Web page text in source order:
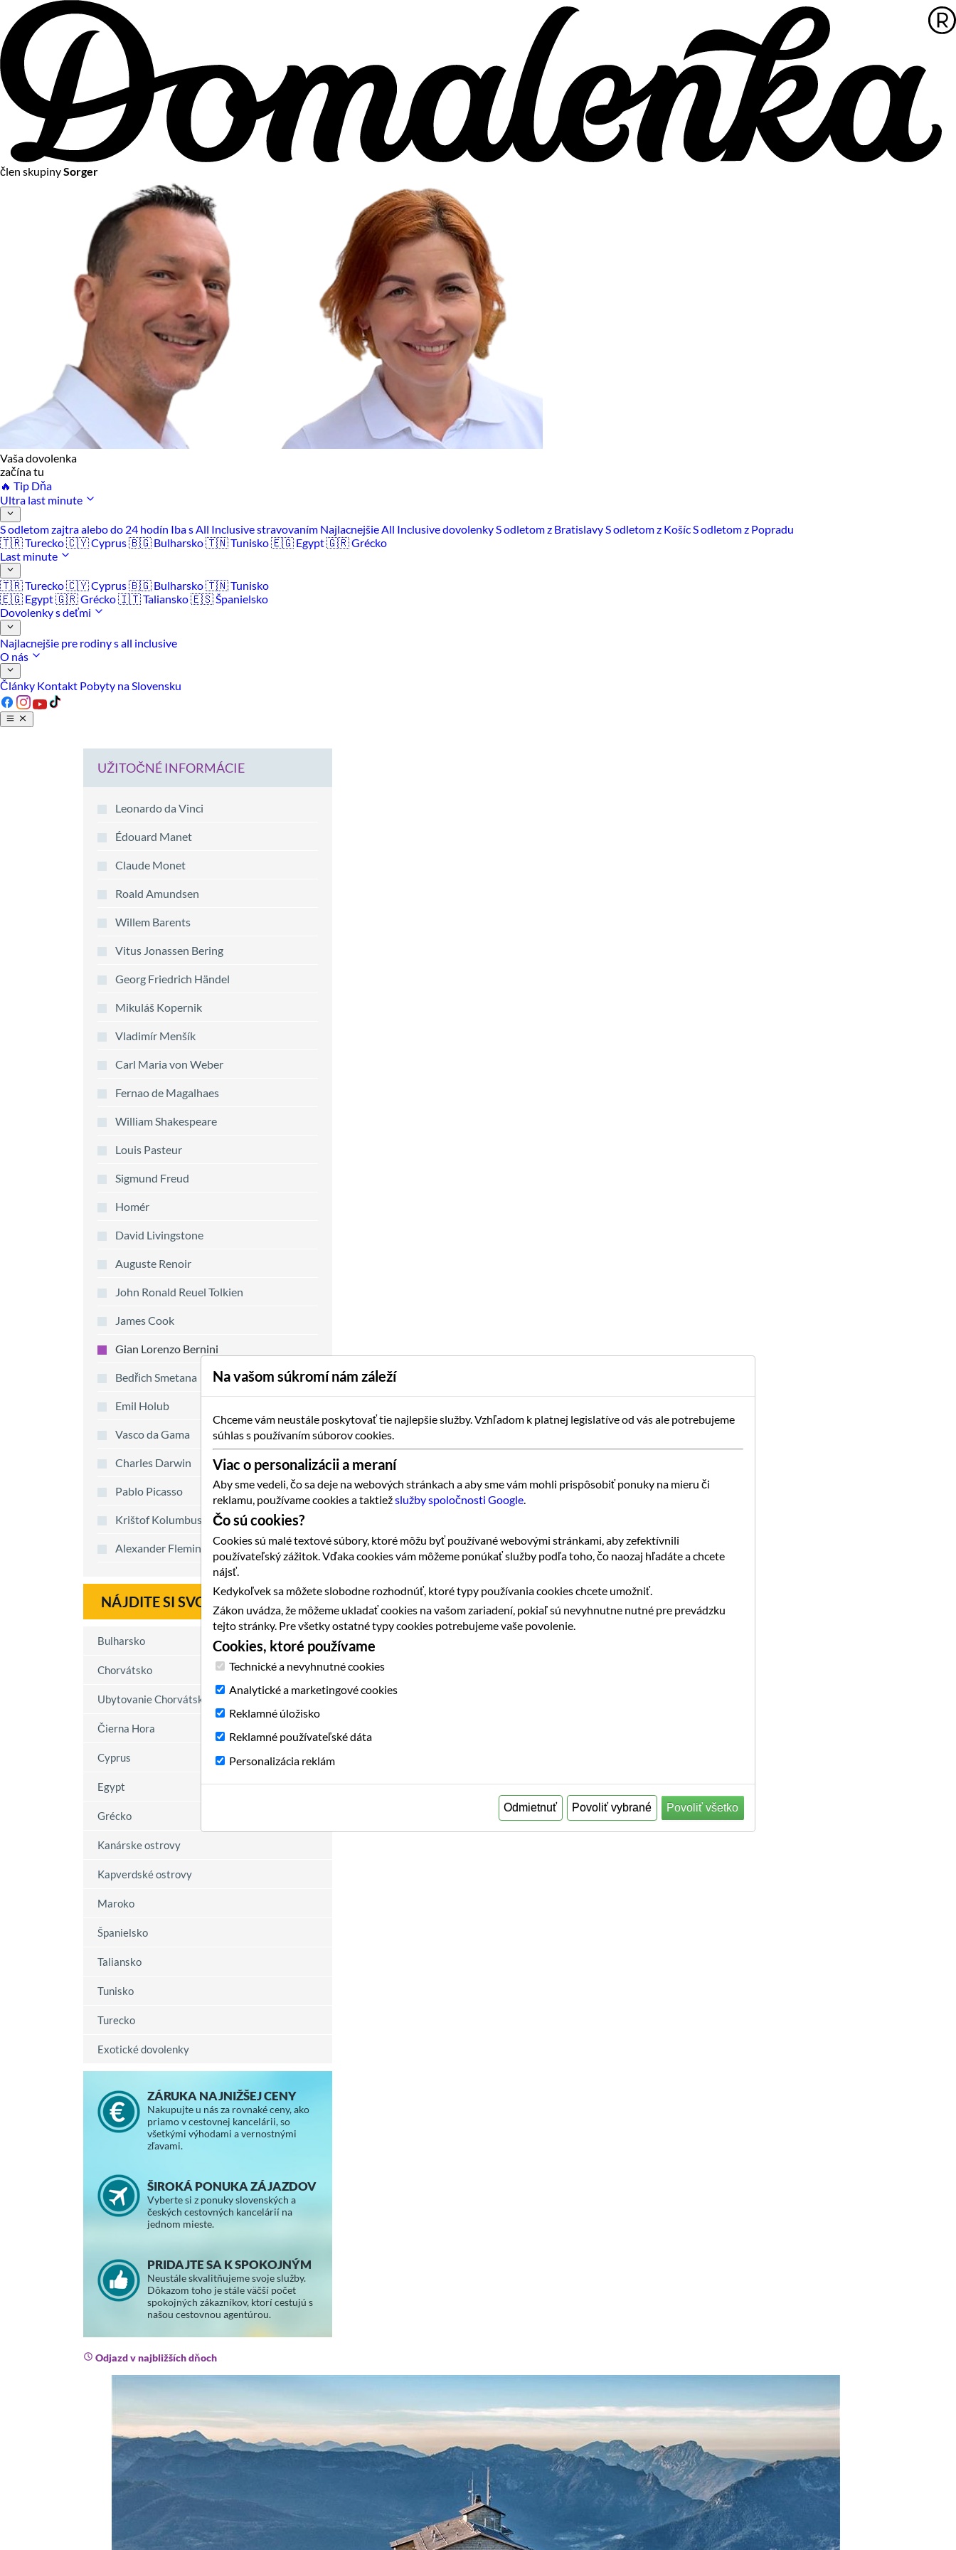
člen skupinySorger
Vaša dovolenka
začína tu
🔥 Tip Dňa
Ultra last minute
S odletom zajtra alebo do 24 hodín Iba s All Inclusive stravovaním Najlacnejšie All Inclusive dovolenkyS odletom z BratislavyS odletom z KošícS odletom z Popradu
🇹🇷 Turecko🇨🇾 Cyprus🇧🇬 Bulharsko🇹🇳 Tunisko🇪🇬 Egypt🇬🇷 Grécko
Last minute
🇹🇷 Turecko🇨🇾 Cyprus🇧🇬 Bulharsko🇹🇳 Tunisko
🇪🇬 Egypt🇬🇷 Grécko🇮🇹 Taliansko🇪🇸 Španielsko
Dovolenky s deťmi
Najlacnejšie pre rodiny s all inclusive
O nás
Články Kontakt Pobyty na Slovensku
UŽITOČNÉ INFORMÁCIE
Leonardo da Vinci
Édouard Manet
Claude Monet
Roald Amundsen
Willem Barents
Vitus Jonassen Bering
Georg Friedrich Händel
Mikuláš Kopernik
Vladimír Menšík
Carl Maria von Weber
Fernao de Magalhaes
William Shakespeare
Louis Pasteur
Sigmund Freud
Homér
David Livingstone
Auguste Renoir
John Ronald Reuel Tolkien
James Cook
Gian Lorenzo Bernini
Bedřich Smetana
Emil Holub
Vasco da Gama
Charles Darwin
Pablo Picasso
Krištof Kolumbus
Alexander Fleming
NÁJDITE SI SVOJU DOVOLENKU
Bulharsko
Chorvátsko
Ubytovanie Chorvátsko
Čierna Hora
Cyprus
Egypt
Grécko
Kanárske ostrovy
Kapverdské ostrovy
Maroko
Španielsko
Taliansko
Tunisko
Turecko
Exotické dovolenky
ZÁRUKA NAJNIŽŠEJ CENY
Nakupujte u nás za rovnaké ceny, ako
priamo v cestovnej kancelárii, so
všetkými výhodami a vernostnými
zľavami.
ŠIROKÁ PONUKA ZÁJAZDOV
Vyberte si z ponuky slovenských a
českých cestovných kancelárií na
jednom mieste.
PRIDAJTE SA K SPOKOJNÝM
Neustále skvalitňujeme svoje služby.
Dôkazom toho je stále väčší počet
spokojných zákazníkov, ktorí cestujú s
našou cestovnou agentúrou.
Odjazd v najbližších dňoch
Na vašom súkromí nám záleží
Chceme vám neustále poskytovať tie najlepšie služby. Vzhľadom k platnej legislatíve od vás ale potrebujeme
súhlas s používaním súborov cookies.
Viac o personalizácii a meraní
Aby sme vedeli, čo sa deje na webových stránkach a aby sme vám mohli prispôsobiť ponuky na mieru či
reklamu, používame cookies a taktiežslužby spoločnosti Google.
Čo sú cookies?
Cookies sú malé textové súbory, ktoré môžu byť používané webovými stránkami, aby zefektívnili
používateľský zážitok. Vďaka cookies vám môžeme ponúkať služby podľa toho, čo naozaj hľadáte a chcete
nájsť.
Kedykoľvek sa môžete slobodne rozhodnúť, ktoré typy používania cookies chcete umožniť.
Zákon uvádza, že môžeme ukladať cookies na vašom zariadení, pokiaľ sú nevyhnutne nutné pre prevádzku
tejto stránky. Pre všetky ostatné typy cookies potrebujeme vaše povolenie.
Cookies, ktoré používame
Technické a nevyhnutné cookies
Analytické a marketingové cookies
Reklamné úložisko
Reklamné používateľské dáta
Personalizácia reklám
Povoliť všetko
Povoliť vybrané
Odmietnuť